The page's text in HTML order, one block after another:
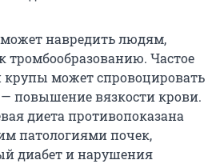
навредить людям,
тромбообразованию. Частое
крупы может спровоцировать
повышение вязкости крови.
диета противопоказана
патологиями почек,
диабет и нарушения